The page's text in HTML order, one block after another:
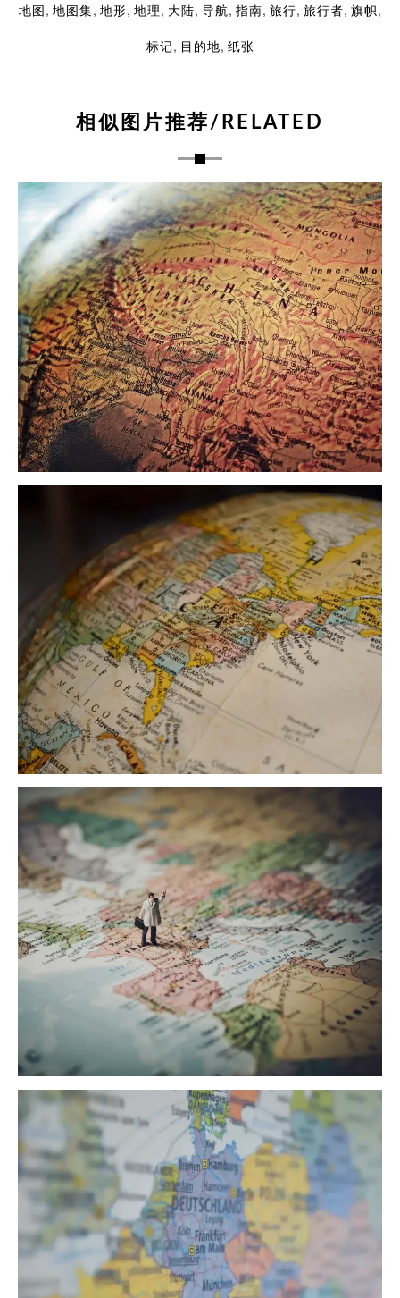
地图 , 地图集, 地形, 地理 , 大陆, 导航, 指南 , 旅行, 旅行者, 旗帜,
标记, 目的地, 纸张
相似图片推荐/RELATED